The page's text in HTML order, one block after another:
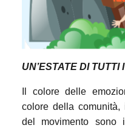
UN’ESTATE DI TUTTI
Il colore delle
colore della
del movimento sono